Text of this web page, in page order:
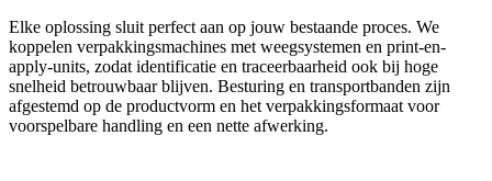
Elke oplossing sluit perfect aan op jouw bestaande proces. We
koppelen verpakkingsmachines met weegsystemen en print-en-
apply-units, zodat identificatie en traceerbaarheid ook bij hoge
snelheid betrouwbaar blijven. Besturing en transportbanden zijn
afgestemd op de productvorm en het verpakkingsformaat voor
voorspelbare handling en een nette afwerking.